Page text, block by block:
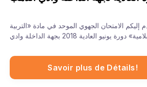
إليكم الامتحان الجهوي الموحد في مادة «التربية
الإسلامية» دورة يونيو العادية 2018 بجهة الداخلة وادي
والتقنية، ونهدف من خلال توفيرنا لهذا النموذج
مساعدة تلاميذ على الاستعداد الجيد لخوض غمار
Savoir plus de Détails!